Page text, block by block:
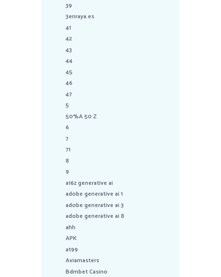
39
3enraya.es
41
42
43
44
45
46
47
5
50%A 50 Z
6
7
71
8
9
a16z generative ai
adobe generative ai 1
adobe generative ai 3
adobe generative ai 8
ahh
APK
at99
Aviamasters
Bdmbet Casino